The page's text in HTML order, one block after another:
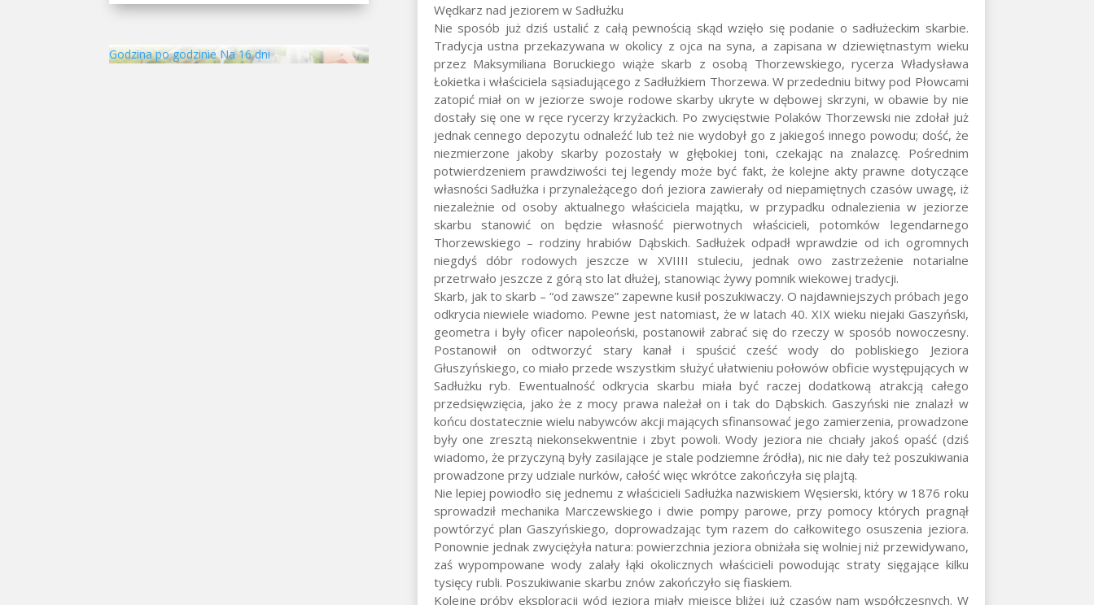
Godzina po godzinie Na 16 dni
Wędkarz nad jeziorem w Sadłużku
Nie sposób już dziś ustalić z całą pewnością skąd wzięło się podanie o sadłużeckim skarbie.
Tradycja ustna przekazywana w okolicy z ojca na syna, a zapisana w dziewiętnastym wieku
przez Maksymiliana Boruckiego wiąże skarb z osobą Thorzewskiego, rycerza Władysława
Łokietka i właściciela sąsiadującego z Sadłużkiem Thorzewa. W przededniu bitwy pod Płowcami
zatopić miał on w jeziorze swoje rodowe skarby ukryte w dębowej skrzyni, w obawie by nie
dostały się one w ręce rycerzy krzyżackich. Po zwycięstwie Polaków Thorzewski nie zdołał już
jednak cennego depozytu odnaleźć lub też nie wydobył go z jakiegoś innego powodu; dość, że
niezmierzone jakoby skarby pozostały w głębokiej toni, czekając na znalazcę. Pośrednim
potwierdzeniem prawdziwości tej legendy może być fakt, że kolejne akty prawne dotyczące
własności Sadłużka i przynależącego doń jeziora zawierały od niepamiętnych czasów uwagę, iż
niezależnie od osoby aktualnego właściciela majątku, w przypadku odnalezienia w jeziorze
skarbu stanowić on będzie własność pierwotnych właścicieli, potomków legendarnego
Thorzewskiego – rodziny hrabiów Dąbskich. Sadłużek odpadł wprawdzie od ich ogromnych
niegdyś dóbr rodowych jeszcze w XVIIII stuleciu, jednak owo zastrzeżenie notarialne
przetrwało jeszcze z górą sto lat dłużej, stanowiąc żywy pomnik wiekowej tradycji.
Skarb, jak to skarb – “od zawsze” zapewne kusił poszukiwaczy. O najdawniejszych próbach jego
odkrycia niewiele wiadomo. Pewne jest natomiast, że w latach 40. XIX wieku niejaki Gaszyński,
geometra i były oficer napoleoński, postanowił zabrać się do rzeczy w sposób nowoczesny.
Postanowił on odtworzyć stary kanał i spuścić cześć wody do pobliskiego Jeziora
Głuszyńskiego, co miało przede wszystkim służyć ułatwieniu połowów obficie występujących w
Sadłużku ryb. Ewentualność odkrycia skarbu miała być raczej dodatkową atrakcją całego
przedsięwzięcia, jako że z mocy prawa należał on i tak do Dąbskich. Gaszyński nie znalazł w
końcu dostatecznie wielu nabywców akcji mających sfinansować jego zamierzenia, prowadzone
były one zresztą niekonsekwentnie i zbyt powoli. Wody jeziora nie chciały jakoś opaść (dziś
wiadomo, że przyczyną były zasilające je stale podziemne źródła), nic nie dały też poszukiwania
prowadzone przy udziale nurków, całość więc wkrótce zakończyła się plajtą.
Nie lepiej powiodło się jednemu z właścicieli Sadłużka nazwiskiem Węsierski, który w 1876 roku
sprowadził mechanika Marczewskiego i dwie pompy parowe, przy pomocy których pragnął
powtórzyć plan Gaszyńskiego, doprowadzając tym razem do całkowitego osuszenia jeziora.
Ponownie jednak zwyciężyła natura: powierzchnia jeziora obniżała się wolniej niż przewidywano,
zaś wypompowane wody zalały łąki okolicznych właścicieli powodując straty sięgające kilku
tysięcy rubli. Poszukiwanie skarbu znów zakończyło się fiaskiem.
Kolejne próby eksploracji wód jeziora miały miejsce bliżej już czasów nam współczesnych. W